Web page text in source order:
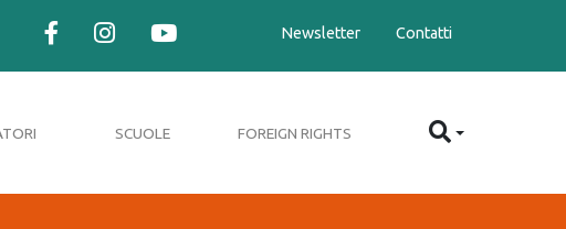
Newsletter Contatti
SCUOLE FOREIGN RIGHTS